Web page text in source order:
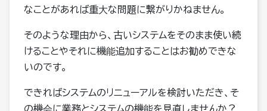
なことがあれば重大な問題に繋がりかねません。
そのような理由から、古いシステムをそのまま使い続
けることやそれに機能追加することはお勧めできな
いのです。
できればシステムのリニューアルを検討いただき、そ
の機会に業務とシステムの機能を見直しませんか？